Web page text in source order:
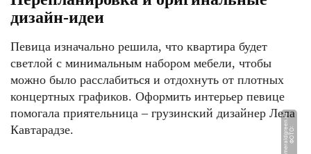
дизайн-идеи
Певица изначально решила, что квартира будет
светлой с минимальным набором мебели, чтобы
можно было расслабиться и отдохнуть от плотных
концертных графиков. Оформить интерьер певице
помогала приятельница – грузинский дизайнер Лела
Кавтарадзе.
Ф
О
Т
О:
e
m
e
r
al
d
g
r
e
e
n.
r
u